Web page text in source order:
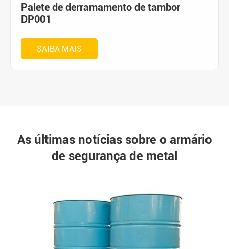
Palete de derramamento de tambor
DP001
SAIBA MAIS
As últimas notícias sobre o armário
de segurança de metal